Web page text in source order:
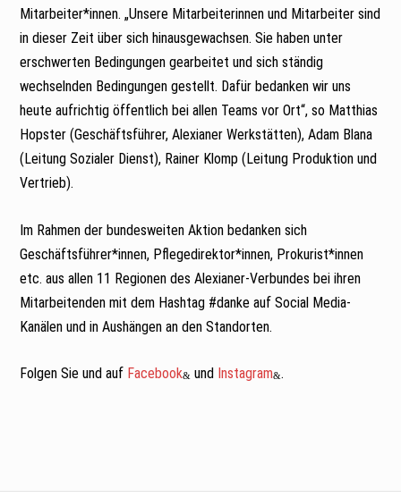
Mitarbeiter*innen. „Unsere Mitarbeiterinnen und Mitarbeiter sind
in dieser Zeit über sich hinausgewachsen. Sie haben unter
erschwerten Bedingungen gearbeitet und sich ständig
wechselnden Bedingungen gestellt. Dafür bedanken wir uns
heute aufrichtig öffentlich bei allen Teams vor Ort“, so Matthias
Hopster (Geschäftsführer, Alexianer Werkstätten), Adam Blana
(Leitung Sozialer Dienst), Rainer Klomp (Leitung Produktion und
Vertrieb).
Im Rahmen der bundesweiten Aktion bedanken sich
Geschäftsführer*innen, Pflegedirektor*innen, Prokurist*innen
etc. aus allen 11 Regionen des Alexianer-Verbundes bei ihren
Mitarbeitenden mit dem Hashtag #danke auf Social Media-
Kanälen und in Aushängen an den Standorten.
Folgen Sie und auf Facebook und Instagram .